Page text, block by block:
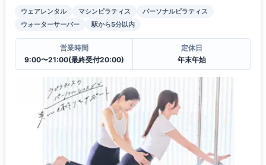
ウェアレンタル マシンピラティス
パーソナルピラティス
ウォーターサーバー
駅から5分以内
営業時間
9:00〜21:00(最終受付20:00)
定休日
年末年始